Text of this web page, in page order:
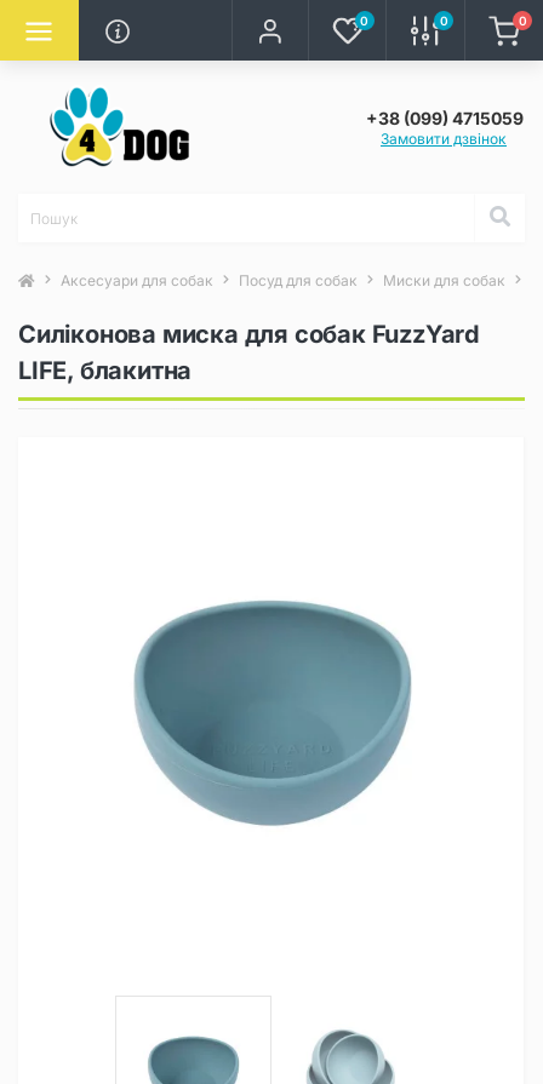
0 0 0
+38 (099) 4715059
Замовити дзвінок
Аксесуари для собак Посуд для собак Миски для собак
Силіконова миска для собак FuzzYard
LIFE, блакитна